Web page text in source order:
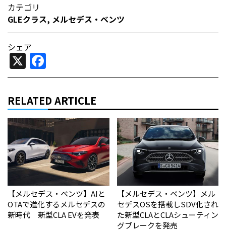
カテゴリ
GLEクラス, メルセデス・ベンツ
シェア
X
RELATED ARTICLE
【メルセデス・ベンツ】AIと
OTAで進化するメルセデスの
新時代 新型CLA EVを発表
【メルセデス・ベンツ】メル
セデスOSを搭載しSDV化され
た新型CLAとCLAシューティン
グブレークを発売